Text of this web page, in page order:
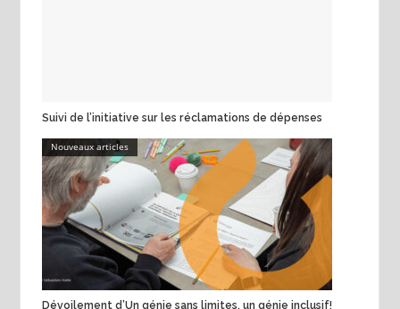
Suivi de l’initiative sur les réclamations de dépenses
Nouveaux articles
Dévoilement d’Un génie sans limites, un génie inclusif!